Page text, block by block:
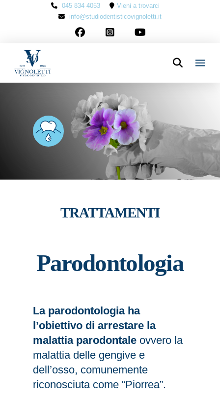
045 834 4053
Vieni a trovarci
info@studiodentisticovignoletti.it
TRATTAMENTI
Parodontologia
La parodontologia ha
l’obiettivo di arrestare la
malattia parodontale ovvero la
malattia delle gengive e
dell’osso, comunemente
riconosciuta come “Piorrea”.